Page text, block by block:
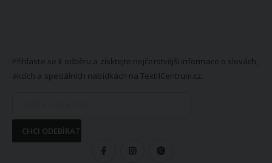
Přihlaste se k odběru a získtejte nejčerstvější informace o slevách,
akcích a speciálních nabídkách na TextilCentrum.cz.
CHCI ODEBÍRAT